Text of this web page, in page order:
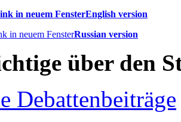
English version
Russian version
über den
Debattenbeiträge